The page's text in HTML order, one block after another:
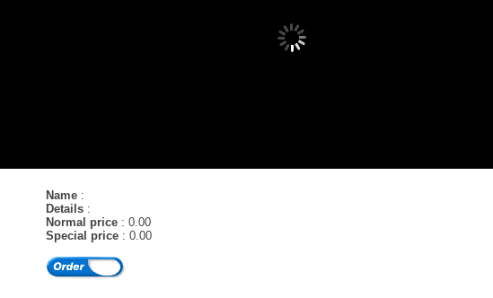
Name :
Details :
Normal price : 0.00
Special price : 0.00